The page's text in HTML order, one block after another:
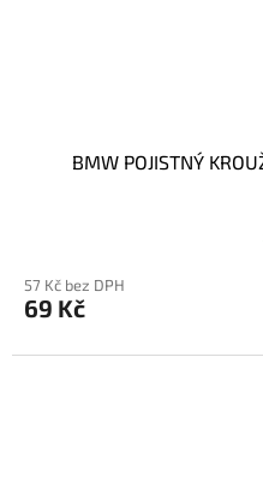
BMW POJISTNÝ
57 Kč bez DPH
69 Kč